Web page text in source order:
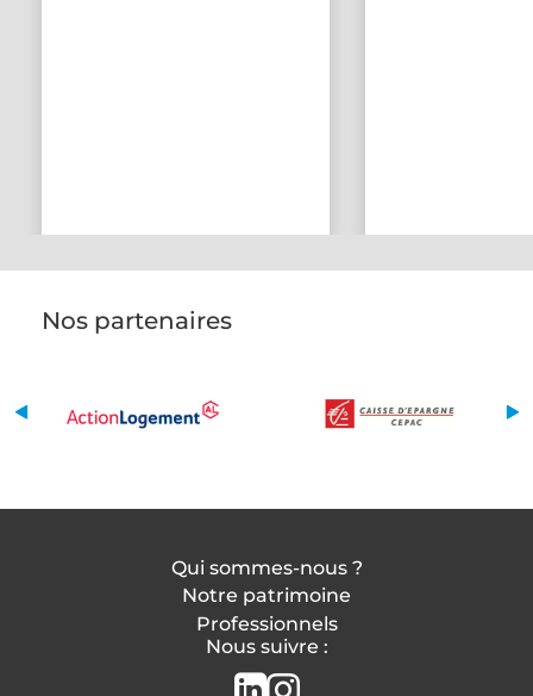
Nos partenaires
Qui sommes-nous ?
Notre patrimoine
Professionnels
Nous suivre :